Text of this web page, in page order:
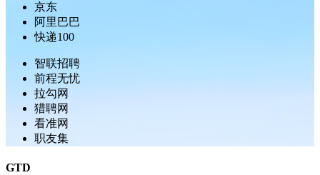
京东
阿里巴巴
快递100
智联招聘
前程无忧
拉勾网
猎聘网
看准网
职友集
GTD